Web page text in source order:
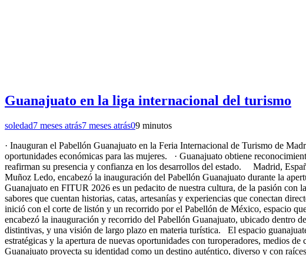
Guanajuato en la liga internacional del turismo
soledad7 meses atrás7 meses atrás09 minutos
· Inauguran el Pabellón Guanajuato en la Feria Internacional de Turismo de
oportunidades económicas para las mujeres. · Guanajuato obtiene
reafirman su presencia y confianza en los desarrollos del estado. Madrid,
Muñoz Ledo, encabezó la inauguración del Pabellón Guanajuato durante la
Guanajuato en FITUR 2026 es un pedacito de nuestra cultura, de la pasión con
sabores que cuentan historias, catas, artesanías y experiencias que conectan
inició con el corte de listón y un recorrido por el Pabellón de México, espacio
encabezó la inauguración y recorrido del Pabellón Guanajuato, ubicado dentro
distintivas, y una visión de largo plazo en materia turística. El espacio
estratégicas y la apertura de nuevas oportunidades con turoperadores, medios
Guanajuato proyecta su identidad como un destino auténtico, diverso y con